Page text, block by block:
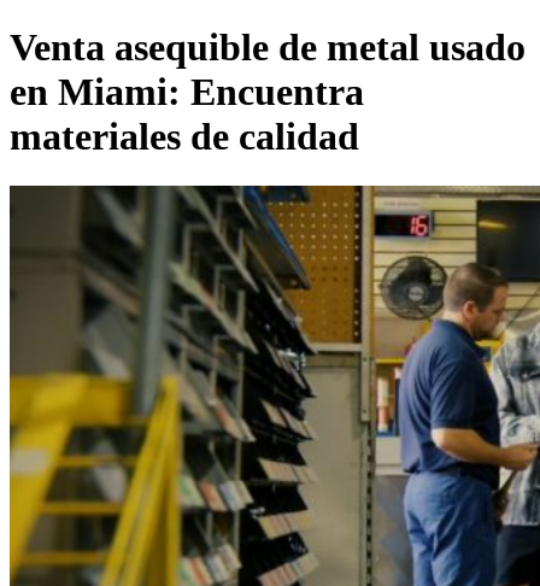
Venta asequible de metal usado
en Miami: Encuentra
materiales de calidad